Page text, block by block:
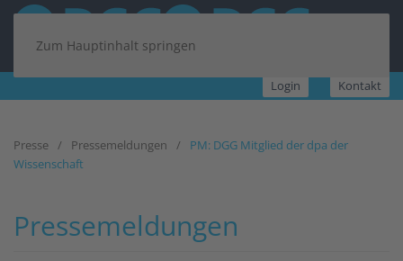
Zum Hauptinhalt springen
Login Kontakt
Presse Pressemeldungen
PM: DGG Mitglied der dpa der
Wissenschaft
Pressemeldungen